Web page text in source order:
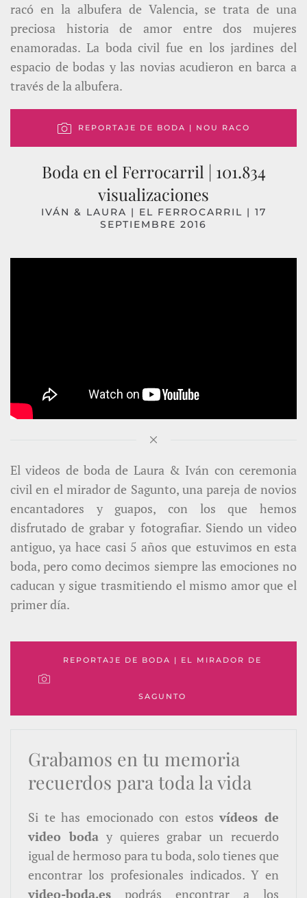
racó en la albufera de Valencia, se trata de una
preciosa historia de amor entre dos mujeres
enamoradas. La boda civil fue en los jardines del
espacio de bodas y las novias acudieron en barca a
través de la albufera.
REPORTAJE DE BODA | NOU RACO
Boda en el Ferrocarril | 101.834
visualizaciones
IVÁN & LAURA | EL FERROCARRIL | 17
SEPTIEMBRE 2016
El videos de boda de Laura & Iván con ceremonia
civil en el mirador de Sagunto, una pareja de novios
encantadores y guapos, con los que hemos
disfrutado de grabar y fotografiar. Siendo un video
antiguo, ya hace casi 5 años que estuvimos en esta
boda, pero como decimos siempre las emociones no
caducan y sigue trasmitiendo el mismo amor que el
primer día.
REPORTAJE DE BODA | EL MIRADOR DE
SAGUNTO
Grabamos en tu memoria
recuerdos para toda la vida
Si te has emocionado con estosvídeos de
video boday quieres grabar un recuerdo
igual de hermoso para tu boda, solo tienes que
encontrar los profesionales indicados. Y en
video-boda.es podrás encontrar a los